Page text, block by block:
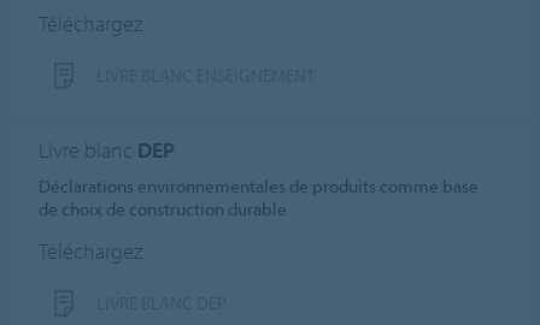
Téléchargez
Livre blanc DEP
Déclarations environnementales de produits comme base
de choix de construction durable
Téléchargez